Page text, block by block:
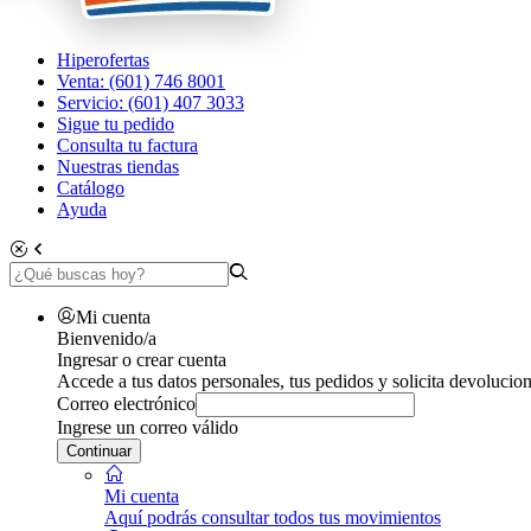
Hiperofertas
Venta: (601) 746 8001
Servicio: (601) 407 3033
Sigue tu pedido
Consulta tu factura
Nuestras tiendas
Catálogo
Ayuda
Mi cuenta
Bienvenido/a
Ingresar o crear cuenta
Accede a tus datos personales, tus pedidos y solicita
Correo electrónico
Ingrese un correo válido
Continuar
Mi cuenta
Aquí podrás consultar todos tus movimientos